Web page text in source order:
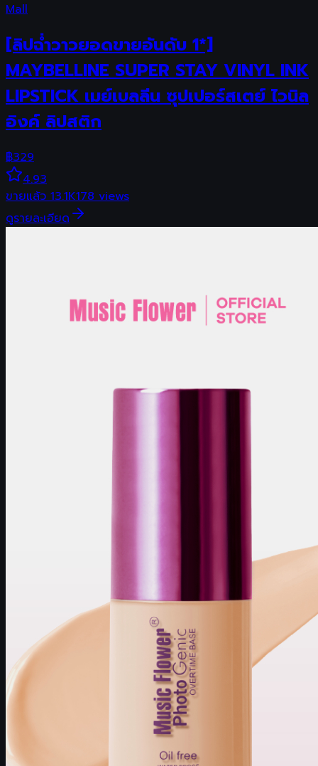
Mall
[ลิปฉ่ำวาวยอดขายอันดับ 1*]
MAYBELLINE SUPER STAY VINYL INK
LIPSTICK เมย์เบลลีน ซุปเปอร์สเตย์ ไวนิล
อิงค์ ลิปสติก
฿329
4.93
ขายแล้ว13.1K178views
ดูรายละเอียด